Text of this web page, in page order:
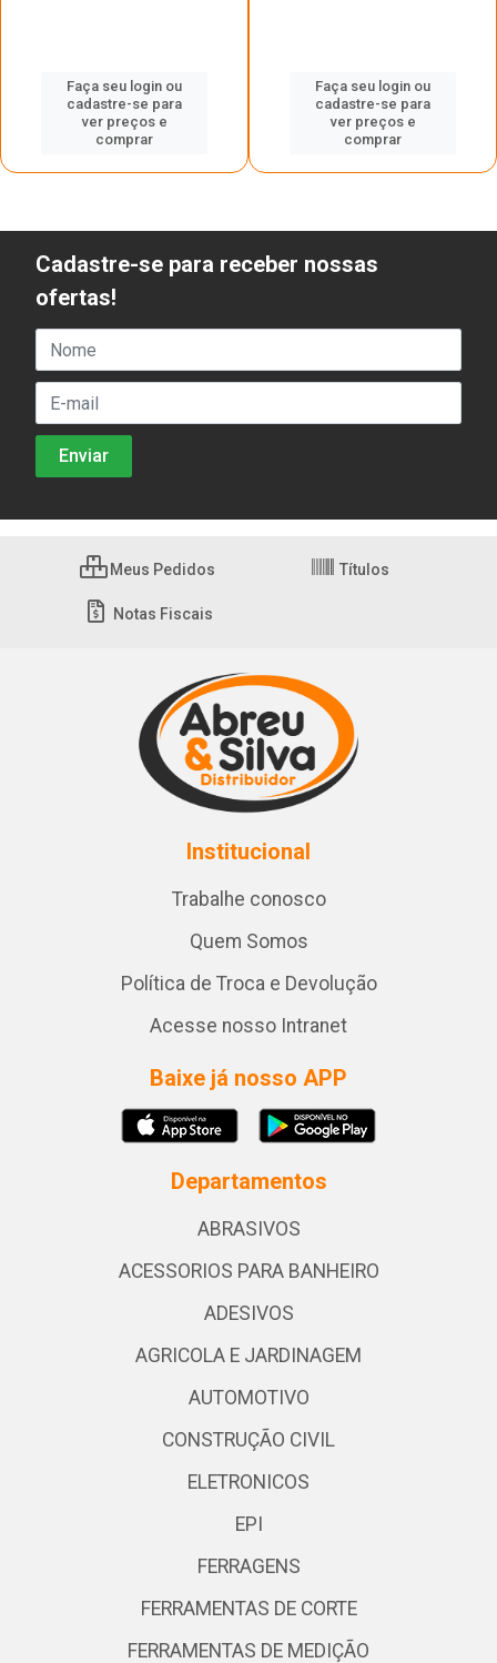
Faça seu login ou
cadastre-se para
ver preços e
comprar
Faça seu login ou
cadastre-se para
ver preços e
comprar
Cadastre-se para receber nossas
ofertas!
Meus Pedidos Títulos
Notas Fiscais
Institucional
Trabalhe conosco
Quem Somos
Política de Troca e Devolução
Acesse nosso Intranet
Baixe já nosso APP
Departamentos
ABRASIVOS
ACESSORIOS PARA BANHEIRO
ADESIVOS
AGRICOLA E JARDINAGEM
AUTOMOTIVO
CONSTRUÇÃO CIVIL
ELETRONICOS
EPI
FERRAGENS
FERRAMENTAS DE CORTE
FERRAMENTAS DE MEDIÇÃO